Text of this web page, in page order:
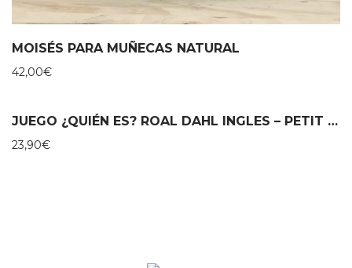
MOISÉS PARA MUÑECAS NATURAL
42,00€
JUEGO ¿QUIÉN ES? ROAL DAHL INGLES – PETIT COLLAGE
23,90€